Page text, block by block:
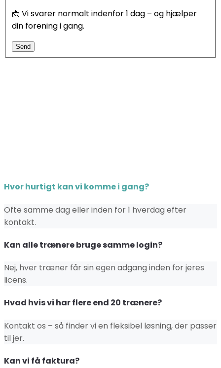
📩 Vi svarer normalt indenfor 1 dag – og hjælper
din forening i gang.
Send
Hvor hurtigt kan vi komme i gang?
Ofte samme dag eller inden for 1 hverdag efter
kontakt.
Kan alle trænere bruge samme login?
Nej, hver træner får sin egen adgang inden for jeres
licens.
Hvad hvis vi har flere end 20 trænere?
Kontakt os – så finder vi en fleksibel løsning, der passer
til jer.
Kan vi få faktura?